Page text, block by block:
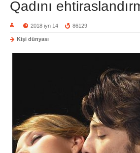
Qadını
2018 iyn 14 86129
Kişi dünyası